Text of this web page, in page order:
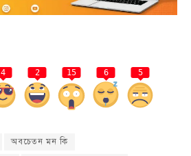
4 2 15 6 5
অবচেতন মন কি